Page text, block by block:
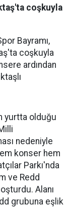
coşkuyla
Bayramı,
coşkuyla
ardından
yurtta olduğu
nedeniyle
konser hem
Parkı'nda
ve Redd
Alanı
grubuna eşlik